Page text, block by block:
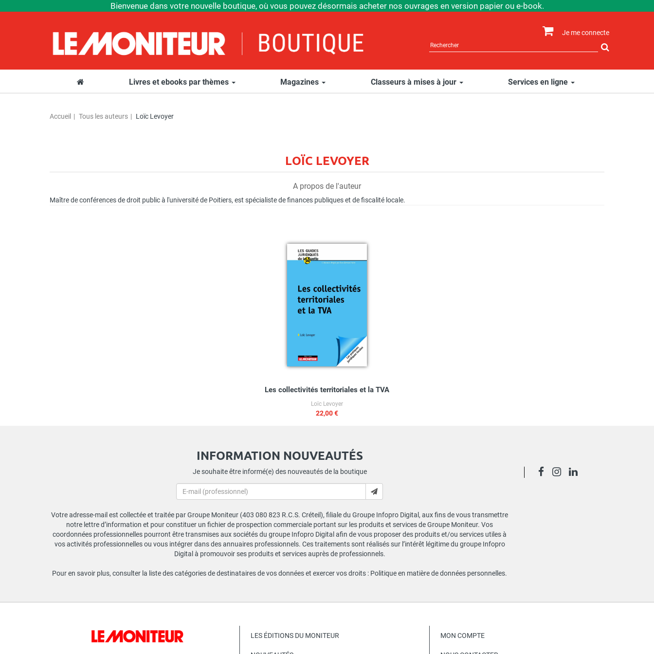
Bienvenue dans votre nouvelle boutique, où vous pouvez désormais acheter nos ouvrages en version papier ou e-book.
Je me connecte
sur
site
Livres et ebooks par thèmes Magazines Classeurs à mises à jour Services en ligne
Accueil Tous les auteurs Loïc Levoyer
LOÏC LEVOYER
A propos de l'auteur
Maître de conférences de droit public à l'université de Poitiers, est spécialiste de finances publiques et de fiscalité locale.
Les collectivités territoriales et la TVA
Loïc Levoyer
22,00 €
INFORMATION NOUVEAUTÉS
Je souhaite être informé(e) des nouveautés de la boutique
Votre adresse-mail est collectée et traitée par Groupe Moniteur (403 080 823 R.C.S. Créteil), filiale du Groupe Infopro Digital, aux fins de vous transmettre
notre lettre d’information et pour constituer un fichier de prospection commerciale portant sur les produits et services de Groupe Moniteur. Vos
coordonnées professionnelles pourront être transmises aux sociétés du groupe Infopro Digital afin de vous proposer des produits et/ou services utiles à
vos activités professionnelles ou vous intégrer dans des annuaires professionnels. Ces traitements sont réalisés sur l’intérêt légitime du groupe Infopro
Digital à promouvoir ses produits et services auprès de professionnels.
Pour en savoir plus, consulter la liste des catégories de destinataires de vos données et exercer vos droits : Politique en matière de données personnelles.
LES ÉDITIONS DU MONITEUR MON COMPTE